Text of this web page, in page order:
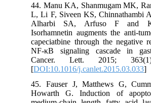
44. Manu KA, Shanmugam MK,
L, Li F, Siveen KS,
Alharbi SA, Arfuso F and
Isorhamnetin augments the
capeciatbine through the
NF-κB signaling cascade in
Cancer. Lett. 2015;
[DOI:10.1016/
45. Fauser J, Matthews G,
Howarth G. Induction of